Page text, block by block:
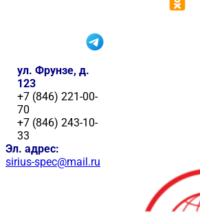
ул. Фрунзе, д.
123
+7 (846) 221-00-
70
+7 (846) 243-10-
33
Эл. адрес:
sirius-spec@mail.ru